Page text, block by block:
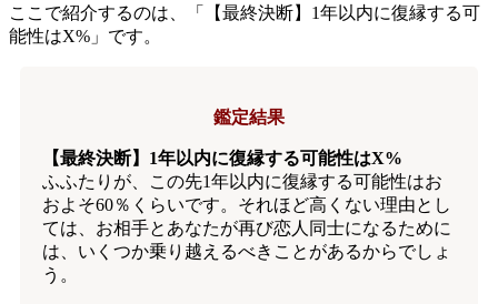
ここで紹介するのは、「【最終決断】1年以内に復縁する可
能性はX%」です。
鑑定結果
【最終決断】1年以内に復縁する可能性はX%
ふふたりが、この先1年以内に復縁する可能性はお
およそ60％くらいです。それほど高くない理由とし
ては、お相手とあなたが再び恋人同士になるために
は、いくつか乗り越えるべきことがあるからでしょ
う。